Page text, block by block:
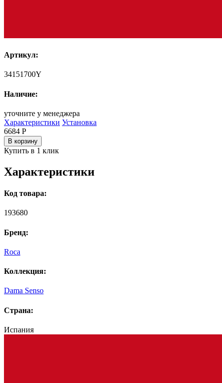
Артикул:
34151700Y
Наличие:
уточните у менеджера
Характеристики Установка
6684 Р
В корзину
Купить в 1 клик
Характеристики
Код товара:
193680
Бренд:
Roca
Коллекция:
Dama Senso
Страна:
Испания